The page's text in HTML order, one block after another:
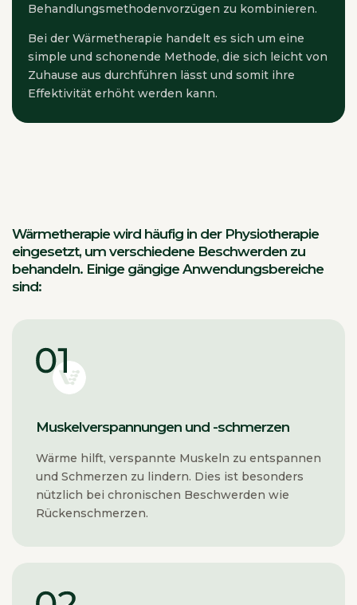
Behandlungsmethodenvorzügen zu kombinieren.
Bei der Wärmetherapie handelt es sich um eine
simple und schonende Methode, die sich leicht von
Zuhause aus durchführen lässt und somit ihre
Effektivität erhöht werden kann.
Wärmetherapie wird häufig in der Physiotherapie
eingesetzt, um verschiedene Beschwerden zu
behandeln. Einige gängige Anwendungsbereiche
sind:
Muskelverspannungen und -schmerzen
Wärme hilft, verspannte Muskeln zu entspannen
und Schmerzen zu lindern. Dies ist besonders
nützlich bei chronischen Beschwerden wie
Rückenschmerzen.